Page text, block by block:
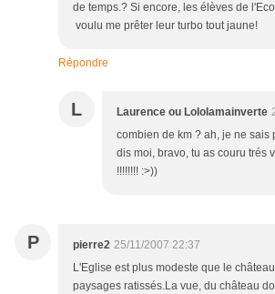
de temps.? Si encore, les élèves de
voulu me prêter leur turbo tout jaune!
Répondre
L Laurence ou Lololamainverte
combien de km ? ah, je ne sais
dis moi, bravo, tu as couru trés
!!!!!!!! :>))
P pierre2 25/11/2007 22:37
L'Eglise est plus modeste que le
paysages ratissés.La vue, du château